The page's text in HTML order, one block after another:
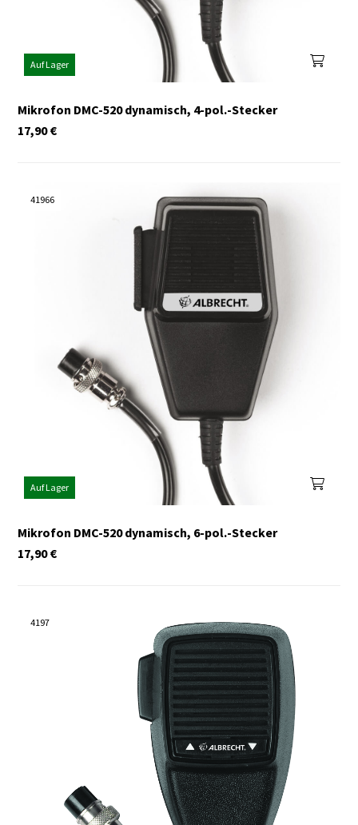
Auf Lager
Mikrofon DMC-520 dynamisch, 4-pol.-Stecker
€
17,90
41966
Auf Lager
Mikrofon DMC-520 dynamisch, 6-pol.-Stecker
€
17,90
4197